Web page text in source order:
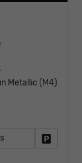
Metallic (M4)